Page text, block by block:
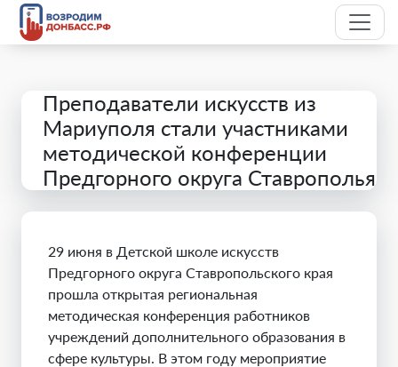
Преподаватели искусств из
Мариуполя стали участниками
методической конференции
Предгорного округа Ставрополья
29 июня в Детской школе искусств
Предгорного округа Ставропольского края
прошла открытая региональная
методическая конференция работников
учреждений дополнительного образования в
сфере культуры. В этом году мероприятие